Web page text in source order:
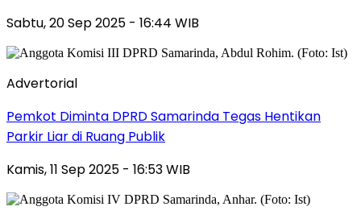
Sabtu, 20 Sep 2025 - 16:44 WIB
Advertorial
Pemkot Diminta DPRD Samarinda Tegas Hentikan
Parkir Liar di Ruang Publik
Kamis, 11 Sep 2025 - 16:53 WIB